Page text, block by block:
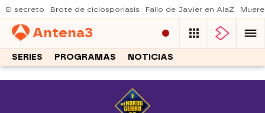
El secreto Brote de ciclosporiasis Fallo de Javier en AlaZ
Antena3
SERIES PROGRAMAS NOTICIAS